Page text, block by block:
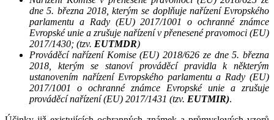
dne 5. března 2018, kterým se doplňuje nařízení Evropského
parlamentu a Rady (EU) 2017/1001 o ochranné známce
Evropské unie a zrušuje nařízení v přenesené pravomoci (EU)
2017/1430; (tzv. EUTMDR)
Prováděcí nařízení Komise (EU) 2018/626 ze dne 5. března
2018, kterým se stanoví prováděcí pravidla k některým
ustanovením nařízení Evropského parlamentu a Rady (EU)
2017/1001 o ochranné známce Evropské unie a zrušuje
prováděcí nařízení (EU) 2017/1431 (tzv. EUTMIR).